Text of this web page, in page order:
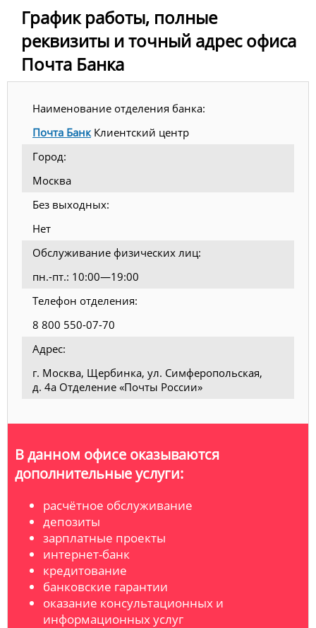
График работы, полные
реквизиты и точный адрес офиса
Почта Банка
Наименование отделения банка:
Почта БанкКлиентский центр
Город:
Москва
Без выходных:
Нет
Обслуживание физических лиц:
пн.-пт.: 10:00—19:00
Телефон отделения:
8 800 550-07-70
Адрес:
г. Москва, Щербинка, ул. Симферопольская,
д. 4а Отделение «Почты России»
В данном офисе оказываются
дополнительные услуги:
расчётное обслуживание
депозиты
зарплатные проекты
интернет-банк
кредитование
банковские гарантии
оказание консультационных и
информационных услуг